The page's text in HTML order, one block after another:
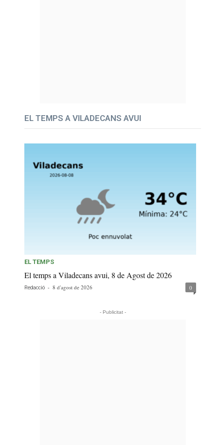
EL TEMPS A VILADECANS AVUI
EL TEMPS
El temps a Viladecans avui, 8 de Agost de 2026
Redacció - 8 d'agost de 2026 0
- Publicitat -